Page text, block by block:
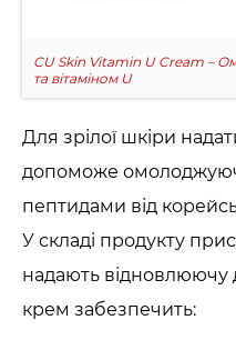
CU Skin Vitamin U Cream –
та вітаміном U
Для зрілої шкіри
допоможе
пептидами від
У складі продукту
надають відновлюючу
крем забезпечить: